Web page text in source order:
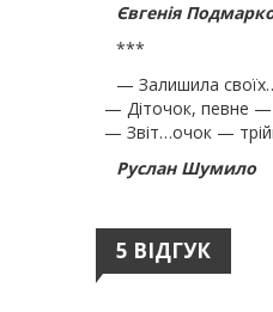
Євгенія
***
— Залишила
— Діточок, певне —
— Звіт…очок —
Руслан Шумило
5 ВІДГУК